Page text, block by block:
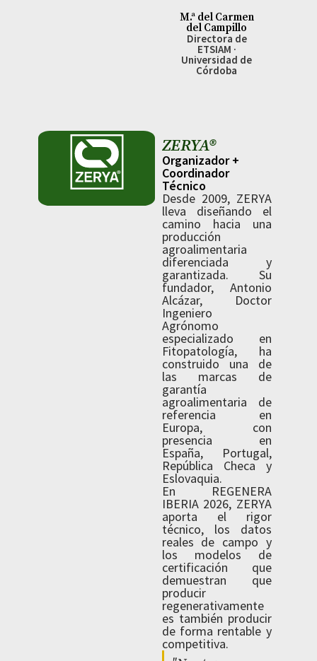
M.ª del Carmen
del Campillo
Directora de
ETSIAM ·
Universidad de
Córdoba
ZERYA®
Organizador +
Coordinador
Técnico
Desde 2009, ZERYA
lleva diseñando el
camino hacia una
producción
agroalimentaria
diferenciada y
garantizada. Su
fundador, Antonio
Alcázar, Doctor
Ingeniero
Agrónomo
especializado en
Fitopatología, ha
construido una de
las marcas de
garantía
agroalimentaria de
referencia en
Europa, con
presencia en
España, Portugal,
República Checa y
Eslovaquia.
En REGENERA
IBERIA 2026, ZERYA
aporta el rigor
técnico, los datos
reales de campo y
los modelos de
certificación que
demuestran que
producir
regenerativamente
es también producir
de forma rentable y
competitiva.